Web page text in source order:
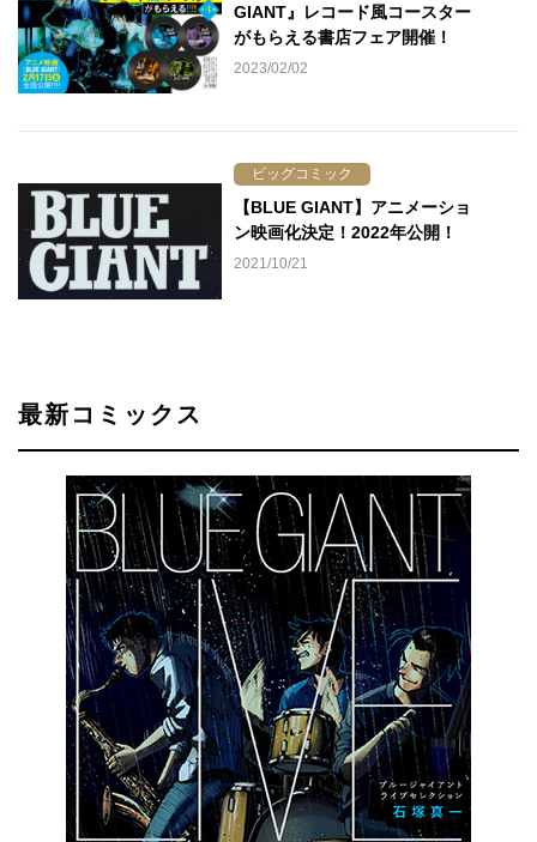
最新コミックス
GIANT』レコード風コースター
がもらえる書店フェア開催！
2023/02/02
ビッグコミック
【BLUE GIANT】アニメーショ
ン映画化決定！2022年公開！
2021/10/21